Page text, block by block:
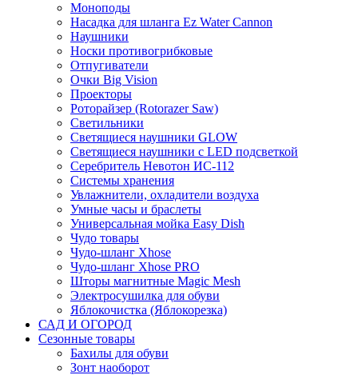
Моноподы
Насадка для шланга Ez Water Cannon
Наушники
Носки противогрибковые
Отпугиватели
Очки Big Vision
Проекторы
Роторайзер (Rotorazer Saw)
Светильники
Светящиеся наушники GLOW
Светящиеся наушники с LED подсветкой
Серебритель Невотон ИС-112
Системы хранения
Увлажнители, охладители воздуха
Умные часы и браслеты
Универсальная мойка Easy Dish
Чудо товары
Чудо-шланг Xhose
Чудо-шланг Xhose PRO
Шторы магнитные Magic Mesh
Электросушилка для обуви
Яблокочистка (Яблокорезка)
САД И ОГОРОД
Сезонные товары
Бахилы для обуви
Зонт наоборот